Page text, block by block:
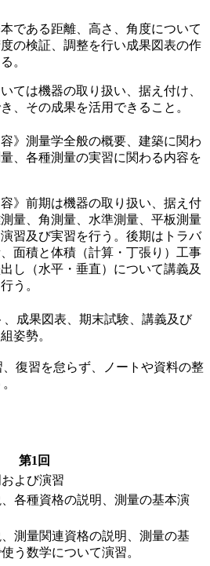
である距離、高さ、角度について
の検証、調整を行い成果図表の作
。
ては機器の取り扱い、据え付け、
、その成果を活用できること。
容》測量学全般の概要、建築に関わ
、各種測量の実習に関わる内容を
容》前期は機器の取り扱い、据え付
量、角測量、水準測量、平板測量
習及び実習を行う。後期はトラバ
面積と体積（計算・丁張り）工事
し（水平・垂直）について講義及
う。
、成果図表、期末試験、講義及び
姿勢。
復習を怠らず、ノートや資料の整
第1回
よび演習
各種資格の説明、測量の基本演
測量関連資格の説明、測量の基
う数学について演習。